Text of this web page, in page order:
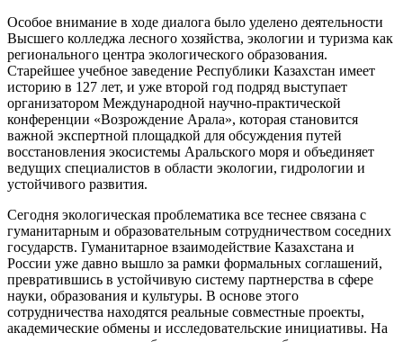
Особое внимание в ходе диалога было уделено деятельности
Высшего колледжа лесного хозяйства, экологии и туризма как
регионального центра экологического образования.
Старейшее учебное заведение Республики Казахстан имеет
историю в 127 лет, и уже второй год подряд выступает
организатором Международной научно-практической
конференции «Возрождение Арала», которая становится
важной экспертной площадкой для обсуждения путей
восстановления экосистемы Аральского моря и объединяет
ведущих специалистов в области экологии, гидрологии и
устойчивого развития.
Сегодня экологическая проблематика все теснее связана с
гуманитарным и образовательным сотрудничеством соседних
государств. Гуманитарное взаимодействие Казахстана и
России уже давно вышло за рамки формальных соглашений,
превратившись в устойчивую систему партнерства в сфере
науки, образования и культуры. В основе этого
сотрудничества находятся реальные совместные проекты,
академические обмены и исследовательские инициативы. На